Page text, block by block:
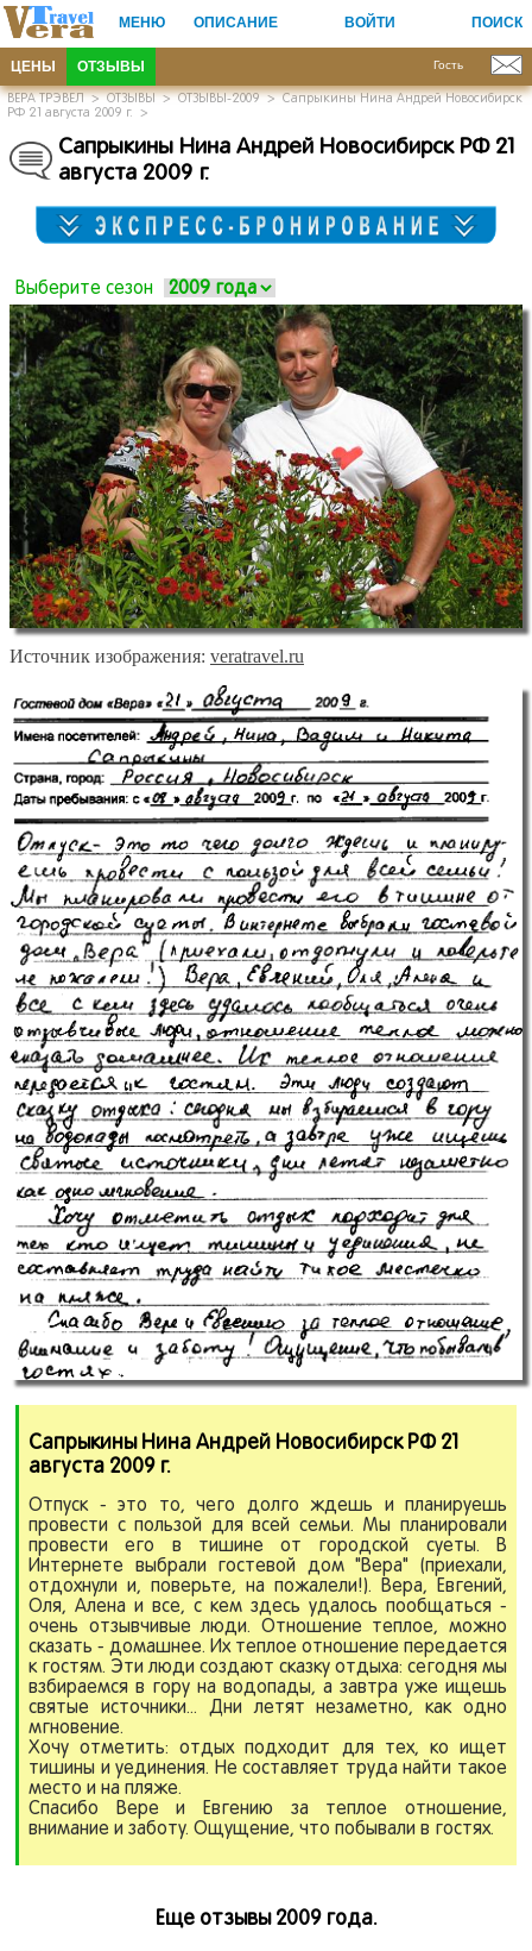
МЕНЮ ОПИСАНИЕ ВОЙТИ ПОИСК
ЦЕНЫ ОТЗЫВЫ Гость
ВЕРА ТРЭВЕЛ>ОТЗЫВЫ>ОТЗЫВЫ-2009>Сапрыкины Нина Андрей Новосибирск
РФ 21 августа 2009 г. >
Сапрыкины Нина Андрей Новосибирск РФ 21
августа 2009 г.
Выберите сезон
Источник изображения: veratravel.ru
Сапрыкины Нина Андрей Новосибирск РФ 21
августа 2009 г.
Отпуск - это то, чего долго ждешь и планируешь
провести с пользой для всей семьи. Мы планировали
провести его в тишине от городской суеты. В
Интернете выбрали гостевой дом "Вера" (приехали,
отдохнули и, поверьте, на пожалели!). Вера, Евгений,
Оля, Алена и все, с кем здесь удалось пообщаться -
очень отзывчивые люди. Отношение теплое, можно
сказать - домашнее. Их теплое отношение передается
к гостям. Эти люди создают сказку отдыха: сегодня мы
взбираемся в гору на водопады, а завтра уже ищешь
святые источники... Дни летят незаметно, как одно
мгновение.
Хочу отметить: отдых подходит для тех, ко ищет
тишины и уединения. Не составляет труда найти такое
место и на пляже.
Спасибо Вере и Евгению за теплое отношение,
внимание и заботу. Ощущение, что побывали в гостях.
Еще отзывы 2009 года.